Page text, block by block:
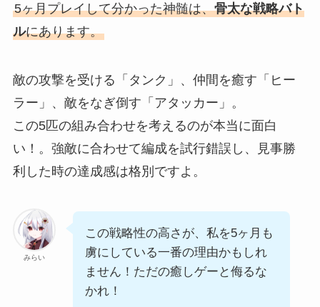
5ヶ月プレイして分かった神髄は、骨太な戦略バト
ルにあります。
敵の攻撃を受ける「タンク」、仲間を癒す「ヒー
ラー」、敵をなぎ倒す「アタッカー」。
この5匹の組み合わせを考えるのが本当に面白
い！。強敵に合わせて編成を試行錯誤し、見事勝
利した時の達成感は格別ですよ。
みらい
この戦略性の高さが、私を5ヶ月も
虜にしている一番の理由かもしれ
ません！ただの癒しゲーと侮るな
かれ！